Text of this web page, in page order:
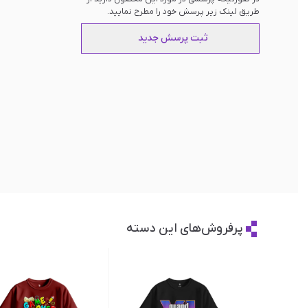
طریق لینک زیر پرسش خود را مطرح نمایید.
ثبت پرسش جدید
پرفروش‌های این دسته